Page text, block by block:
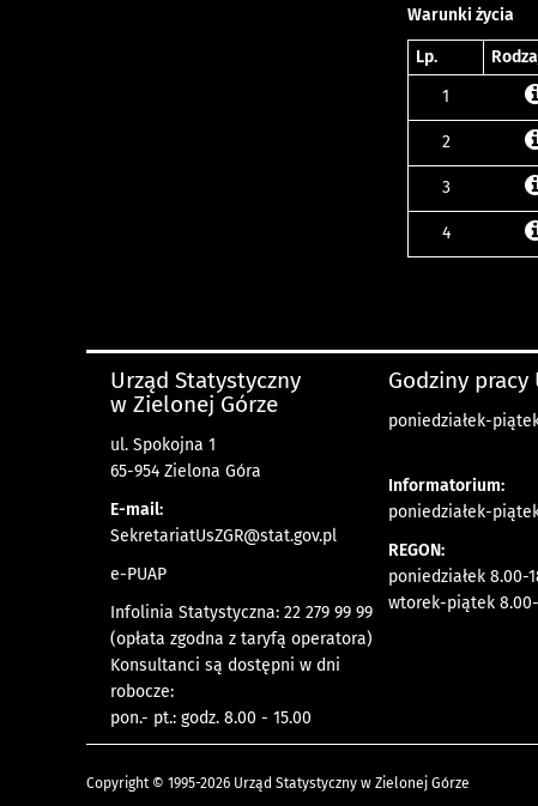
Warunki życia
Lp.
1
2
3
4
Urząd Statystyczny
w Zielonej Górze
ul. Spokojna 1
65-954 Zielona Góra
E-mail:
SekretariatUsZGR@stat.gov.pl
e-PUAP
Infolinia Statystyczna: 22 279 99 99
(opłata zgodna z taryfą operatora)
Konsultanci są dostępni w dni
robocze:
pon.- pt.: godz. 8.00 - 15.00
Godziny pracy
poniedziałek-
Informatorium:
poniedziałek-
REGON:
poniedziałek 8.00-
wtorek-piątek 8.00-
Copyright © 1995-2026 Urząd Statystyczny w Zielonej Górze